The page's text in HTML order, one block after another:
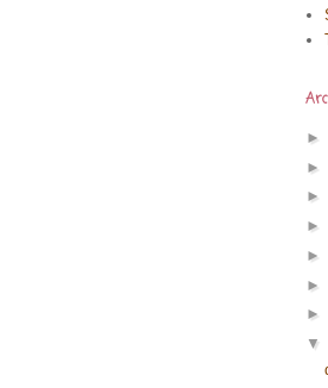
►
►
►
►
►
►
►
▼